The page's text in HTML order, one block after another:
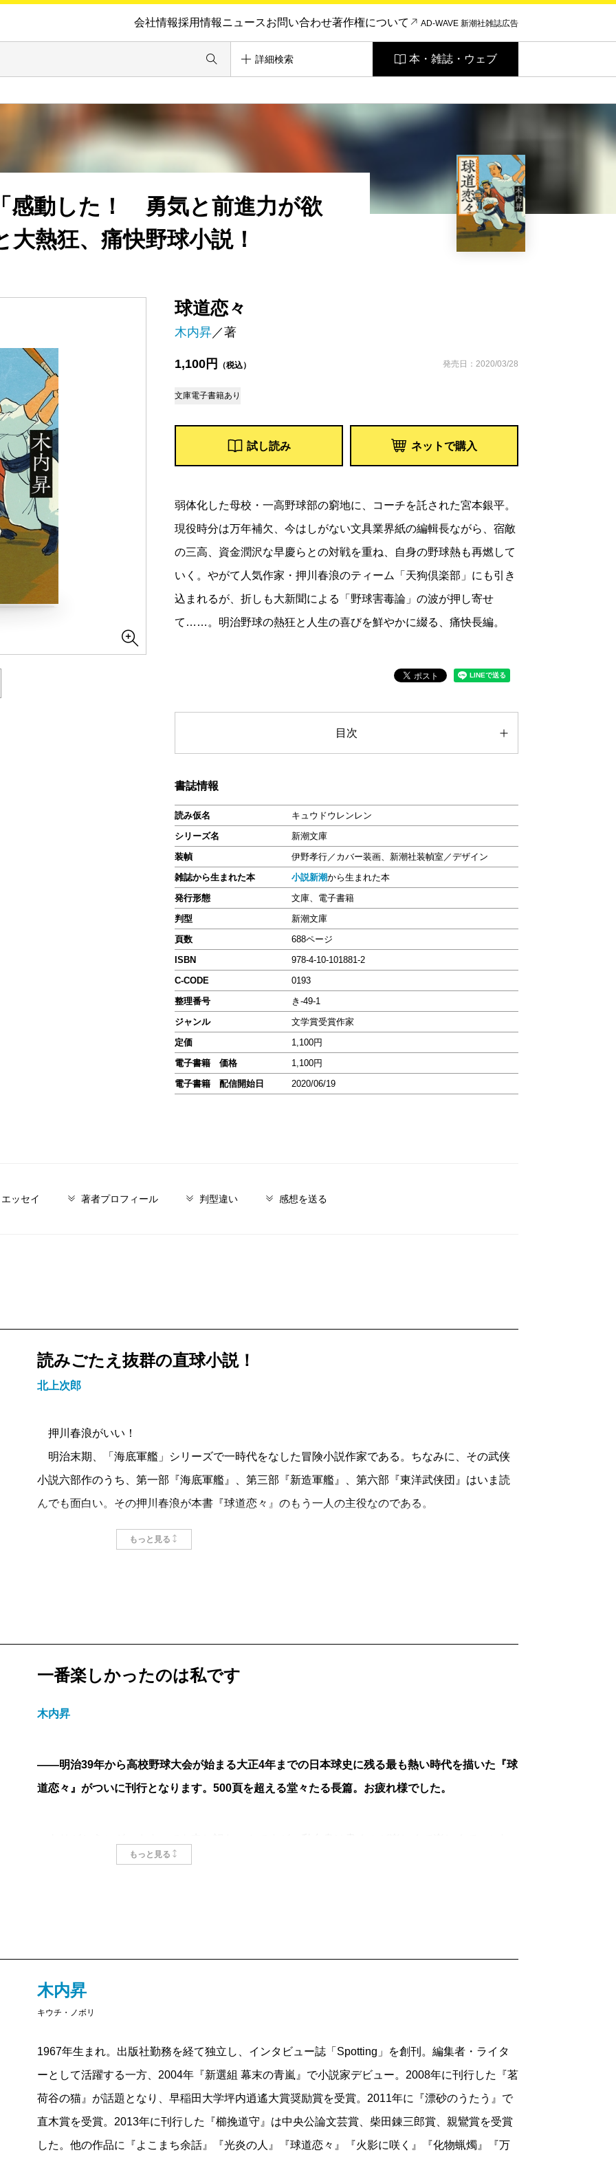
会社情報採用情報ニュースお問い合わせ著作権について AD-WAVE 新潮社雑誌広告
詳細検索 本・雑誌・ウェブ
球道恋々
木内昇／著
1,100円 （税込） 発売日：2020/03/28
文庫電子書籍あり
試し読み ネットで購入
感動した！ 勇気と前進力が欲
熱狂、痛快野球小説！
弱体化した母校・一高野球部の窮地に、コーチを託された宮本銀平。
現役時分は万年補欠、今はしがない文具業界紙の編輯長ながら、宿敵
の三高、資金潤沢な早慶らとの対戦を重ね、自身の野球熱も再燃して
いく。やがて人気作家・押川春浪のティーム「天狗倶楽部」にも引き
込まれるが、折しも大新聞による「野球害毒論」の波が押し寄せ
て……。明治野球の熱狂と人生の喜びを鮮やかに綴る、痛快長編。
目次
書誌情報
読み仮名
キュウドウレンレン
シリーズ名
新潮文庫
装幀
伊野孝行／カバー装画、新潮社装幀室／デザイン
雑誌から生まれた本
小説新潮から生まれた本
発行形態
文庫、電子書籍
判型
新潮文庫
頁数
688ページ
ISBN
978-4-10-101881-2
C-CODE
0193
整理番号
き-49-1
ジャンル
文学賞受賞作家
定価
1,100円
電子書籍 価格
1,100円
電子書籍 配信開始日
2020/06/19
ッセイ 著者プロフィール 判型違い 感想を送る
読みごたえ抜群の直球小説！
北上次郎
押川春浪がいい！
明治末期、「海底軍艦」シリーズで一時代をなした冒険小説作家である。ちなみに、その武侠
小説六部作のうち、第一部『海底軍艦』、第三部『新造軍艦』、第六部『東洋武侠団』はいま読
んでも面白い。その押川春浪が本書『球道恋々』のもう一人の主役なのである。
押川春浪がスポーツを楽しむ私的団体「天狗倶楽部」を結成したことは有名だが（横田順彌
『〔天狗倶楽部〕快傑伝』によると、世界武者修行に出掛けた柔道家、あの前田光世の名前も天
「俺はなんのために早起きして羽田くんだりまで行ったんだ。工場準備で忙しいってのに」と代
打で一度出場しただけの岩野泡鳴がくだを巻くと（泡鳴も「天狗倶楽部」のメンバーだ。ここに
れている）、「ろくに球も放れない奴を出せるかっ」と、まともな守備ひとつできなかった自分
ら、そうではなく、むしろ下手な部類というのが傑作だ。
もう一人の主役、と先に書いたが、真の主役は宮本銀平。現役時代は一高の控え選手で、卒業
る。その冒頭近くに、次の一文がある。
大和球士『真説日本野球史 明治篇』によると、明治二十四年、一高対連合軍（明治学院、駒場
農学校、慶応、学習院など）の試合が行われ、10対4で勝って「一高時代」が幕開けしたという。
もっと見る
一番楽しかったのは私です
木内昇
――明治39年から高校野球大会が始まる大正4年までの日本球史に残る最も熱い時代を描いた『球
道恋々』がついに刊行となります。500頁を超える堂々たる長篇。お疲れ様でした。
といって苦労した点が思い当らず……。小さい頃から野球が大好きで、いつか小説に書きたいと
――明治時代の野球にスポットを当てたきっかけは何だったのでしょう？
資料を探していて明治44年の「野球害毒論」にぶつかったのがきっかけです。朝日新聞が「野
持派の論客に新渡戸稲造が登場するわ、ライバルの讀賣新聞は反対派の大演説会を開くわ、野球
を巡ってこんな騒動があったのかと驚いたんですね。
そこから野球史を遡っていくと、学生野球の人気と熱気がものすごかったこと、その頂点にあ
るのが一高と三高の対抗戦だったことが分かってきた。試合経過や観戦記も残されていて読むほ
どに面白い。明治の人々はなぜ野球というスポーツにこれほどのめりこんだのか。よし、それを
もっと見る
木内昇
キウチ・ノボリ
1967年生まれ。出版社勤務を経て独立し、インタビュー誌「Spotting」を創刊。編集者・ライタ
ーとして活躍する一方、2004年『新選組 幕末の青嵐』で小説家デビュー。2008年に刊行した『茗
荷谷の猫』が話題となり、早稲田大学坪内逍遙大賞奨励賞を受賞。2011年に『漂砂のうたう』で
直木賞を受賞。2013年に刊行した『櫛挽道守』は中央公論文芸賞、柴田錬三郎賞、親鸞賞を受賞
した。他の作品に『よこまち余話』『光炎の人』『球道恋々』『火影に咲く』『化物蝋燭』『万